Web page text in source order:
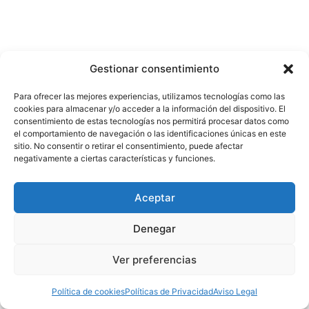
Gestionar consentimiento
Para ofrecer las mejores experiencias, utilizamos tecnologías como las
cookies para almacenar y/o acceder a la información del dispositivo. El
consentimiento de estas tecnologías nos permitirá procesar datos como
el comportamiento de navegación o las identificaciones únicas en este
sitio. No consentir o retirar el consentimiento, puede afectar
negativamente a ciertas características y funciones.
Aceptar
Denegar
Ver preferencias
Política de cookiesPolíticas de PrivacidadAviso Legal